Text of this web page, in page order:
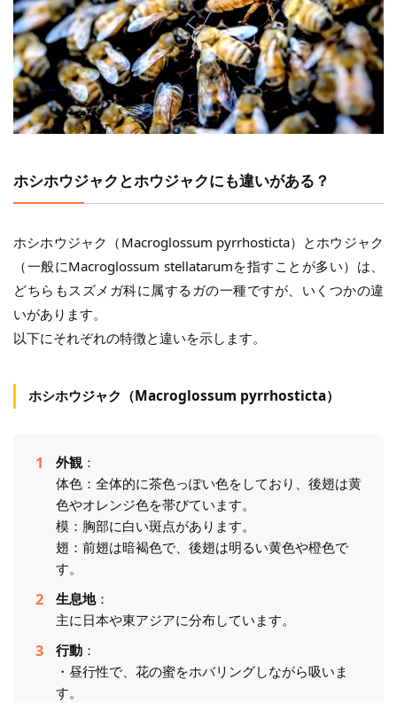
ホシホウジャクとホウジャクにも違いがある？
ホシホウジャク（Macroglossum pyrrhosticta）とホウジャク
（一般にMacroglossum stellatarumを指すことが多い）は、
どちらもスズメガ科に属するガの一種ですが、いくつかの違
いがあります。
以下にそれぞれの特徴と違いを示します。
ホシホウジャク（Macroglossum pyrrhosticta）
外観：
体色：全体的に茶色っぽい色をしており、後翅は黄
色やオレンジ色を帯びています。
模：胸部に白い斑点があります。
翅：前翅は暗褐色で、後翅は明るい黄色や橙色で
す。
生息地：
主に日本や東アジアに分布しています。
行動：
・昼行性で、花の蜜をホバリングしながら吸いま
す。